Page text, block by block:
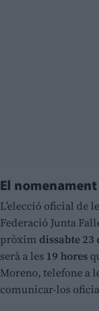
El
L’elecció oficial de
Federació Junta
pròxim dissabte 23
serà a les 19 hores
Moreno, telefone a
comunicar-los